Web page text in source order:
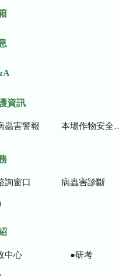
資訊
蟲害警報 本場作物安全用藥資訊
詢窗口 病蟲害診斷
中心 ●研考